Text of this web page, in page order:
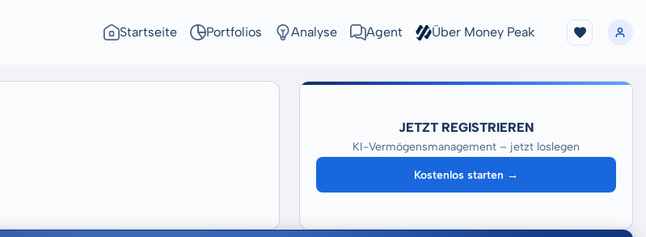
Startseite Portfolios Analyse Agent Über Money Peak
JETZT REGISTRIEREN
KI-Vermögensmanagement – jetzt loslegen
Kostenlos starten →